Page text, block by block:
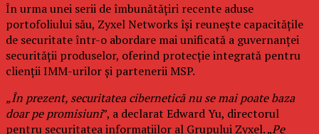
În urma unei serii de îmbunătățiri recente aduse
portofoliului său, Zyxel Networks își reunește capacitățile
de securitate într-o abordare mai unificată a guvernanței
securității produselor, oferind protecție integrată pentru
clienții IMM-urilor și partenerii MSP.
„În prezent, securitatea cibernetică nu se mai poate baza
doar pe promisiuni”, a declarat Edward Yu, directorul
pentru securitatea informațiilor al Grupului Zyxel. „Pe